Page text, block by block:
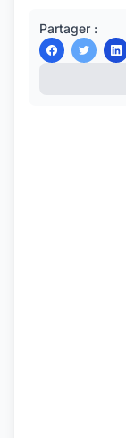
Partager :